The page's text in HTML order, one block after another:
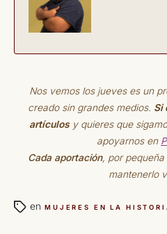
Nos vemos los jueves es un
creado sin grandes medios. Si
artículosy quieres que
apoyarnos en
Cada aportación, por pequeña
mantenerlo
en MUJERES EN LA